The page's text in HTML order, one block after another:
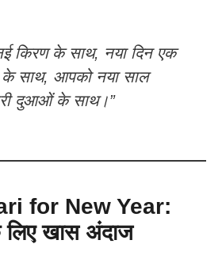
किरण के साथ, नया दिन एक
के साथ, आपको नया साल
दुआओं के साथ।”
for New Year:
खास अंदाज